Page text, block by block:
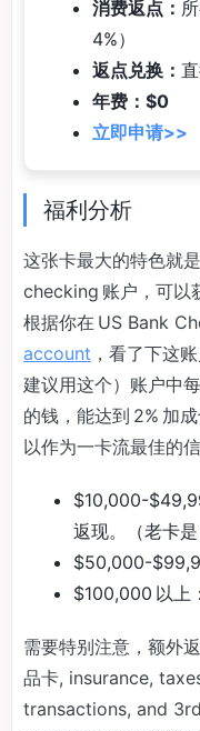
消费返点：
4%）
返点兑换：
年费：$0
立即申请>>
福利分析
这张卡最大的特色就
checking 账户，可以
根据你在 US Bank
account ，看了下这
建议用这个）账户中
的钱，能达到 2% 加
以作为一卡流最佳的
$10,000-
返现。（老卡是
$50,000-
$100,000 以上
需要特别注意，额外
品卡, insurance,
transactions, and